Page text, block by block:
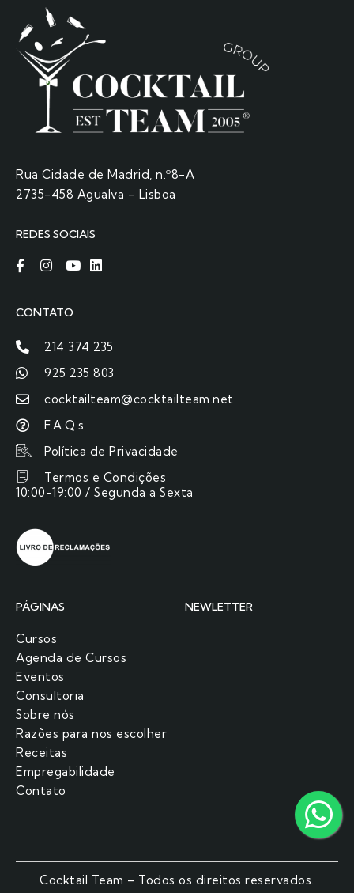
Rua Cidade de Madrid, n.º8-A
2735-458 Agualva – Lisboa
REDES SOCIAIS
CONTATO
214 374 235
925 235 803
cocktailteam@cocktailteam.net
F.A.Q.s
Política de Privacidade
Termos e Condições
10:00-19:00 / Segunda a Sexta
PÁGINAS
Cursos
Agenda de Cursos
Eventos
Consultoria
Sobre nós
Razões para nos escolher​
Receitas
Empregabilidade
Contato
NEWLETTER
Cocktail Team – Todos os direitos reservados.